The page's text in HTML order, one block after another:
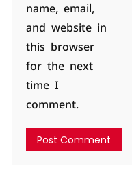
name, email,
and website in
this browser
for the next
time I
comment.